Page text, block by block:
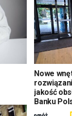
Nowe
jakość
Banku
Woli